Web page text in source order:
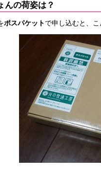
んの荷姿は？
ポスパケットで申し込むと、こ